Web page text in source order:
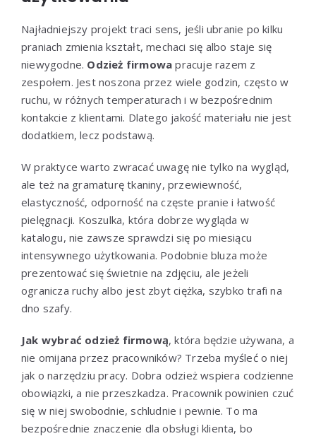
Najładniejszy projekt traci sens, jeśli ubranie po kilku
praniach zmienia kształt, mechaci się albo staje się
niewygodne. Odzież firmowa pracuje razem z
zespołem. Jest noszona przez wiele godzin, często w
ruchu, w różnych temperaturach i w bezpośrednim
kontakcie z klientami. Dlatego jakość materiału nie jest
dodatkiem, lecz podstawą.
W praktyce warto zwracać uwagę nie tylko na wygląd,
ale też na gramaturę tkaniny, przewiewność,
elastyczność, odporność na częste pranie i łatwość
pielęgnacji. Koszulka, która dobrze wygląda w
katalogu, nie zawsze sprawdzi się po miesiącu
intensywnego użytkowania. Podobnie bluza może
prezentować się świetnie na zdjęciu, ale jeżeli
ogranicza ruchy albo jest zbyt ciężka, szybko trafi na
dno szafy.
Jak wybrać odzież firmową, która będzie używana, a
nie omijana przez pracowników? Trzeba myśleć o niej
jak o narzędziu pracy. Dobra odzież wspiera codzienne
obowiązki, a nie przeszkadza. Pracownik powinien czuć
się w niej swobodnie, schludnie i pewnie. To ma
bezpośrednie znaczenie dla obsługi klienta, bo